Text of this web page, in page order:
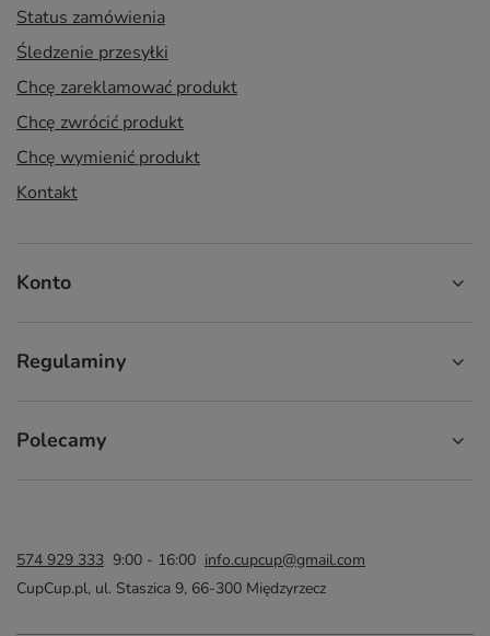
Status zamówienia
Śledzenie przesyłki
Chcę zareklamować produkt
Chcę zwrócić produkt
Chcę wymienić produkt
Kontakt
Konto
Regulaminy
Polecamy
574 929 333 9:00 - 16:00 info.cupcup@gmail.com
CupCup.pl, ul. Staszica 9, 66-300 Międzyrzecz